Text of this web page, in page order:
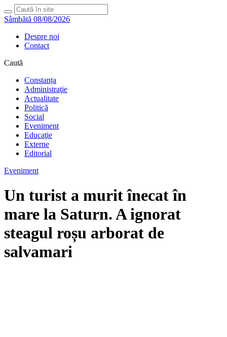
Sâmbătă 08/08/2026
Despre noi
Contact
Caută
Constanța
Administraţie
Actualitate
Politică
Social
Eveniment
Educaţie
Externe
Editorial
Eveniment
Un turist a murit înecat în
mare la Saturn. A ignorat
steagul roșu arborat de
salvamari